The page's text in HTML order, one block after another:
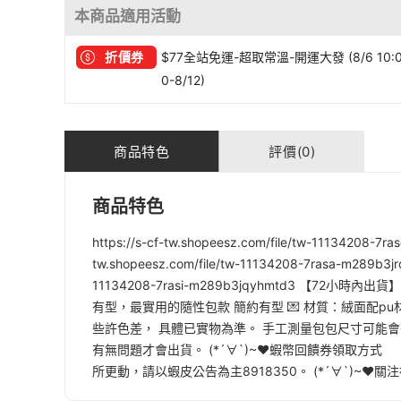
本商品適用活動
折價券
$77全站免運-超取常溫-開運大發 (8/6
0-8/12)
商品特色 評價(0)
商品特色
https://s-cf-tw.shopeesz.com/file/tw-11134208-
tw.shopeesz.com/file/tw-11134208-7rasa-
11134208-7rasi-m289b3jqyhmtd3 【72小時內出貨】
有型，最實用的隨性包款 簡約有型 💌 材質：絨面配
些許色差， 具體已實物為準。 手工測量包包尺寸可
有無問題才會出貨。 (*´∀`)~♥蝦幣回饋券領取方式
所更動，請以蝦皮公告為主8918350。 (*´∀`)~♥關注